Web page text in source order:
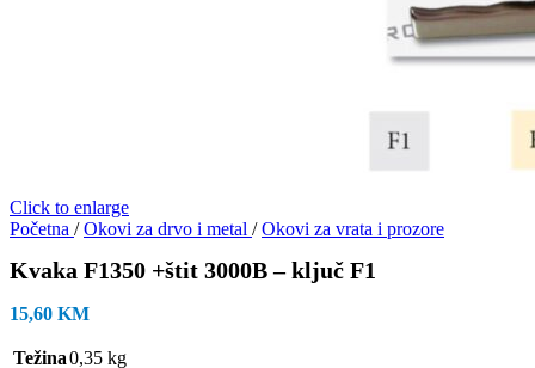
Click to enlarge
Početna / Okovi za drvo i metal / Okovi za vrata i prozore
Kvaka F1350 +štit 3000B – ključ F1
15,60 KM
Težina0,35 kg